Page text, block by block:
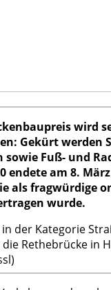
wird
Gekürt werden
sowie Fuß- und
endete am 8.
als fragwürdige
wurde.
der Kategorie
Rethebrücke in